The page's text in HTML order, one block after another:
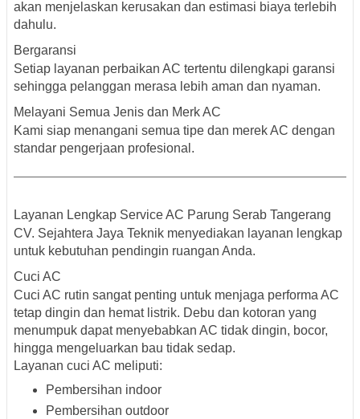
akan menjelaskan kerusakan dan estimasi biaya terlebih
dahulu.
Bergaransi
Setiap layanan perbaikan AC tertentu dilengkapi garansi
sehingga pelanggan merasa lebih aman dan nyaman.
Melayani Semua Jenis dan Merk AC
Kami siap menangani semua tipe dan merek AC dengan
standar pengerjaan profesional.
Layanan Lengkap Service AC Parung Serab Tangerang
CV. Sejahtera Jaya Teknik menyediakan layanan lengkap
untuk kebutuhan pendingin ruangan Anda.
Cuci AC
Cuci AC rutin sangat penting untuk menjaga performa AC
tetap dingin dan hemat listrik. Debu dan kotoran yang
menumpuk dapat menyebabkan AC tidak dingin, bocor,
hingga mengeluarkan bau tidak sedap.
Layanan cuci AC meliputi:
Pembersihan indoor
Pembersihan outdoor